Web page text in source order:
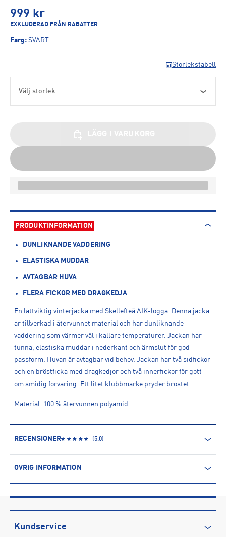
999 kr
EXKLUDERAD FRÅN RABATTER
Färg: SVART
Storlekstabell
Välj storlek
PRODUKTINFORMATION
DUNLIKNANDE VADDERING
ELASTISKA MUDDAR
AVTAGBAR HUVA
FLERA FICKOR MED DRAGKEDJA
En lättviktig vinterjacka med Skellefteå AIK-logga. Denna jacka
är tillverkad i återvunnet material och har dunliknande
vaddering som värmer väl i kallare temperaturer. Jackan har
tunna, elastiska muddar i nederkant och ärmslut för god
passform. Huvan är avtagbar vid behov. Jackan har två sidfickor
och en bröstficka med dragkedjor och två innerfickor för gott
om smidig förvaring. Ett litet klubbmärke pryder bröstet.
Material: 100 % återvunnen polyamid.
RECENSIONER (5.0)
ÖVRIG INFORMATION
Produktnummer: 1568281
Leverantörens produktnummer: 200976SAK
Artikelnummer: 156828101-SVART
Kundservice